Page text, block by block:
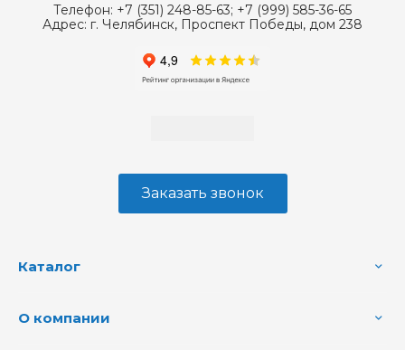
Телефон: +7 (351) 248-85-63; +7 (999) 585-36-65
Адрес: г. Челябинск, Проспект Победы, дом 238
Заказать звонок
Каталог
О компании